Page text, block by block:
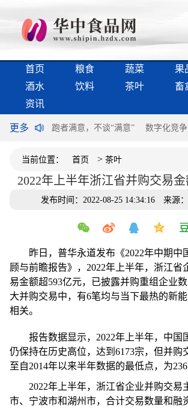
首页 粮食 蔬菜 果
酒水
饮料 茶叶 畜
资讯
更多
半个世纪 跑者满意，不谈“满意” 数字化竞
当前位置： 首页 > 茶叶
2022年上半年浙江省并购交易
发布时间：2022-08-25 14:34:16 来源
昨日，普华永道发布《2022年中期中
顾与前瞻报告》，2022年上半年，浙江省
易金额超593亿元，已披露并购重组企业
大并购交易中，有6笔均与当下最热的新
相关。
报告数据显示，2022年上半年，中国
仍保持在历史高位，达到6173宗，但并购
至自2014年以来半年数据的最低点，为
2022年上半年，浙江省企业并购交易
市、宁波市和湖州市，合计交易数量和融